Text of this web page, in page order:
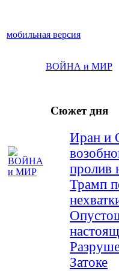
мобильная версия
ВОЙНА и МИР
Сюжет дня
Иран и
пролив
Трамп
Затоке